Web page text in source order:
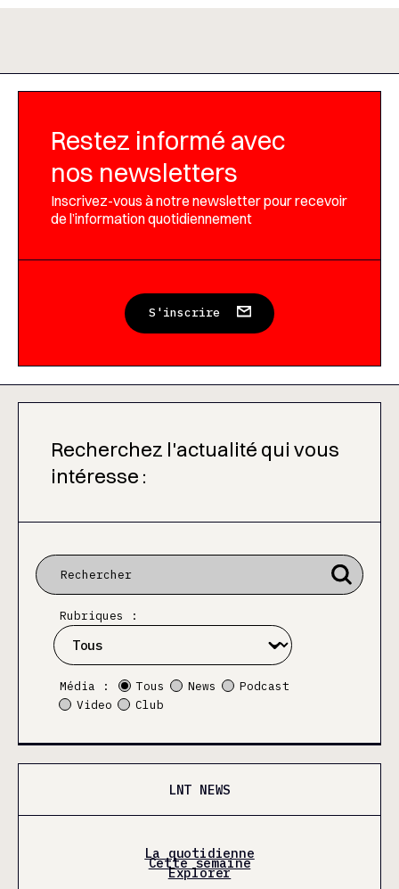
Restez informé avec
nos newsletters
Inscrivez-vous à notre newsletter pour recevoir
de l’information quotidiennement
S'inscrire
Recherchez l'actualité qui vous
intéresse :
Rubriques :
Média : Tous News
Podcast
Video
Club
LNT NEWS
La quotidienne
Cette semaine
Explorer